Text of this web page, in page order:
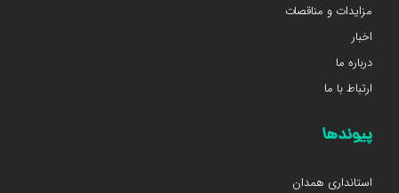
مزایدات و مناقصات
اخبار
درباره ما
ارتباط با ما
پیوندها
استانداری همدان